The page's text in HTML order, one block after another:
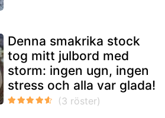
Denna smakrika stock
tog mitt julbord med
storm: ingen ugn, ingen
stress och alla var glada!